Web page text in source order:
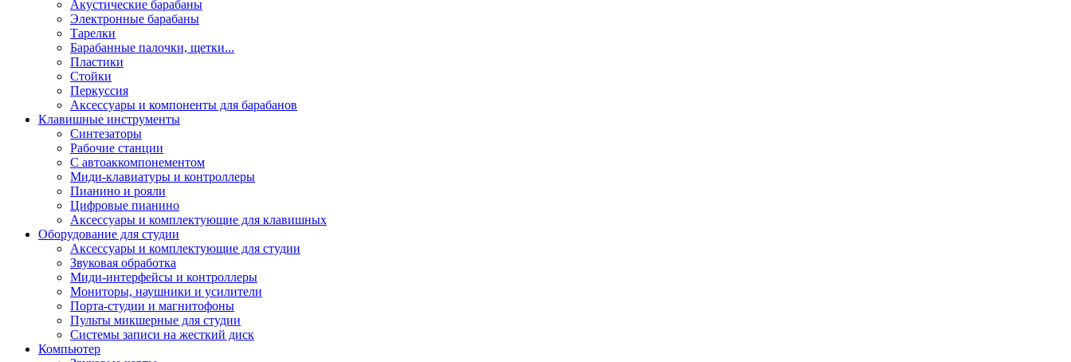
Акустические барабаны
Электронные барабаны
Тарелки
Барабанные палочки, щетки...
Пластики
Стойки
Перкуссия
Аксессуары и компоненты для барабанов
Клавишные инструменты
Синтезаторы
Рабочие станции
С автоаккомпонементом
Миди-клавиатуры и контроллеры
Пианино и рояли
Цифровые пианино
Аксессуары и комплектующие для клавишных
Оборудование для студии
Аксессуары и комплектующие для студии
Звуковая обработка
Миди-интерфейсы и контроллеры
Мониторы, наушники и усилители
Порта-студии и магнитофоны
Пульты микшерные для студии
Системы записи на жесткий диск
Компьютер